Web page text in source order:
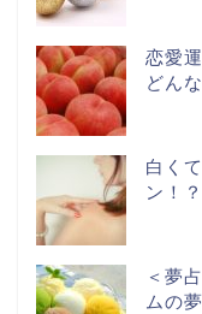
恋愛
どん
白く
ン！
＜夢
ムの